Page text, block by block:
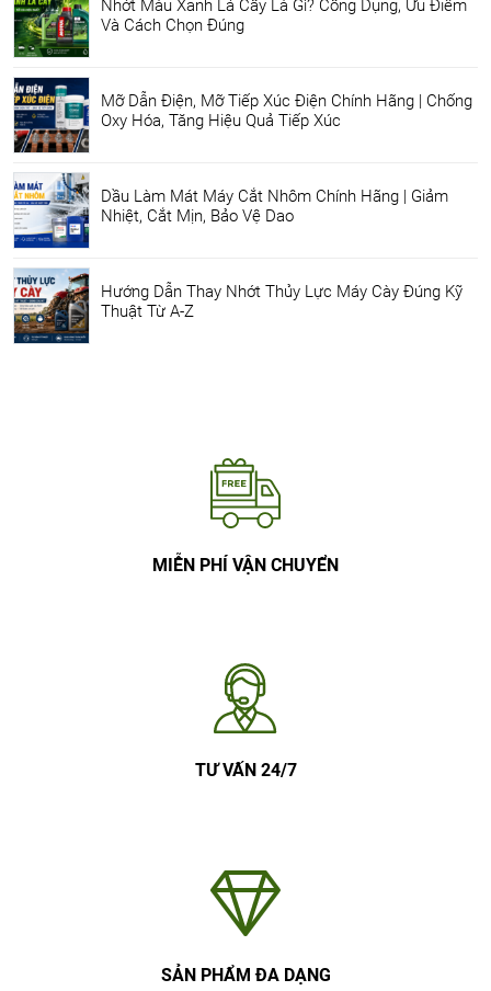
Nhớt Màu Xanh Lá Cây Là Gì? Công Dụng, Ưu Điểm
Và Cách Chọn Đúng
Mỡ Dẫn Điện, Mỡ Tiếp Xúc Điện Chính Hãng | Chống
Oxy Hóa, Tăng Hiệu Quả Tiếp Xúc
Dầu Làm Mát Máy Cắt Nhôm Chính Hãng | Giảm
Nhiệt, Cắt Mịn, Bảo Vệ Dao
Hướng Dẫn Thay Nhớt Thủy Lực Máy Cày Đúng Kỹ
Thuật Từ A-Z
MIỄN PHÍ VẬN CHUYỂN
TƯ VẤN 24/7
SẢN PHẨM ĐA DẠNG